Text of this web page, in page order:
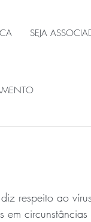
SEJA
respeito ao
em circunstâncias